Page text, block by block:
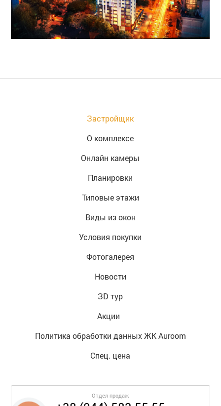
Застройщик
О комплексе
Онлайн камеры
Планировки
Типовые этажи
Виды из окон
Условия покупки
Фотогалерея
Новости
ЗD тур
Акции
Политика обработки данных ЖК Auroom
Спец. цена
Отдел продаж